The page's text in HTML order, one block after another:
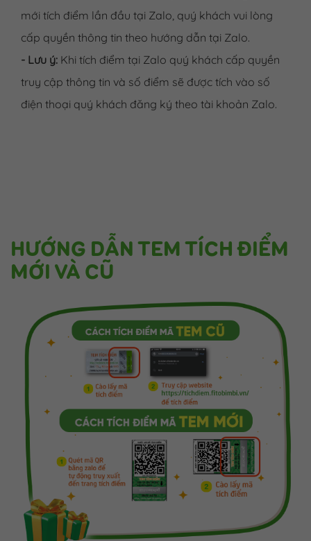
mới tích điểm lần đầu tại Zalo, quý khách vui lòng
cấp quyền thông tin theo hướng dẫn tại Zalo.
- Lưu ý: Khi tích điểm tại Zalo quý khách cấp quyền
truy cập thông tin và số điểm sẽ được tích vào số
điện thoại quý khách đăng ký theo tài khoản Zalo.
HƯỚNG DẪN TEM TÍCH ĐIỂM
MỚI VÀ CŨ